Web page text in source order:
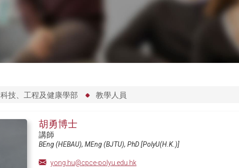
科技、工程及健康學部 教學人員
胡勇博士
講師
BEng (HEBAU), MEng (BJTU), PhD [PolyU(H.K.)]
yong.hu@cpce-polyu.edu.hk